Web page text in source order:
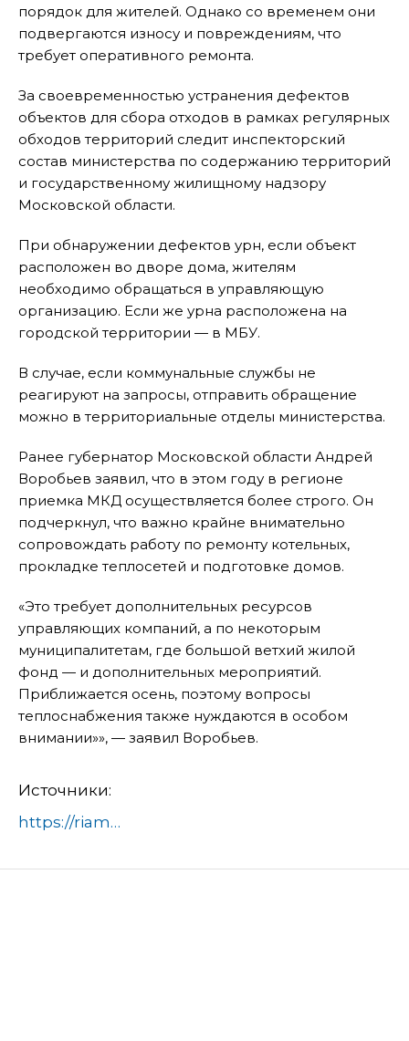
порядок для жителей. Однако со временем они
подвергаются износу и повреждениям, что
требует оперативного ремонта.
За своевременностью устранения дефектов
объектов для сбора отходов в рамках регулярных
обходов территорий следит инспекторский
состав министерства по содержанию территорий
и государственному жилищному надзору
Московской области.
При обнаружении дефектов урн, если объект
расположен во дворе дома, жителям
необходимо обращаться в управляющую
организацию. Если же урна расположена на
городской территории — в МБУ.
В случае, если коммунальные службы не
реагируют на запросы, отправить обращение
можно в территориальные отделы министерства.
Ранее губернатор Московской области Андрей
Воробьев заявил, что в этом году в регионе
приемка МКД осуществляется более строго. Он
подчеркнул, что важно крайне внимательно
сопровождать работу по ремонту котельных,
прокладке теплосетей и подготовке домов.
«Это требует дополнительных ресурсов
управляющих компаний, а по некоторым
муниципалитетам, где большой ветхий жилой
фонд — и дополнительных мероприятий.
Приближается осень, поэтому вопросы
теплоснабжения также нуждаются в особом
внимании»», — заявил Воробьев.
Источники:
https://riamo.ru/news/zhkh/pochti-8-tys-urn-otremontirovali-v-podmoskovja-s-nachala-goda/